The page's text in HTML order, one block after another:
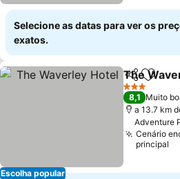
Selecione as datas para ver os
exatos.
Escolha popular
Partilhar
The
3 Estrelas
8,1 Muito
a 13.7 km
Adventure
Cenário
principal